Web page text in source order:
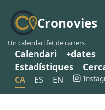
Cronovies
Un calendari fet de carrers
Calendari +dates
Estadístiques
CA ES EN